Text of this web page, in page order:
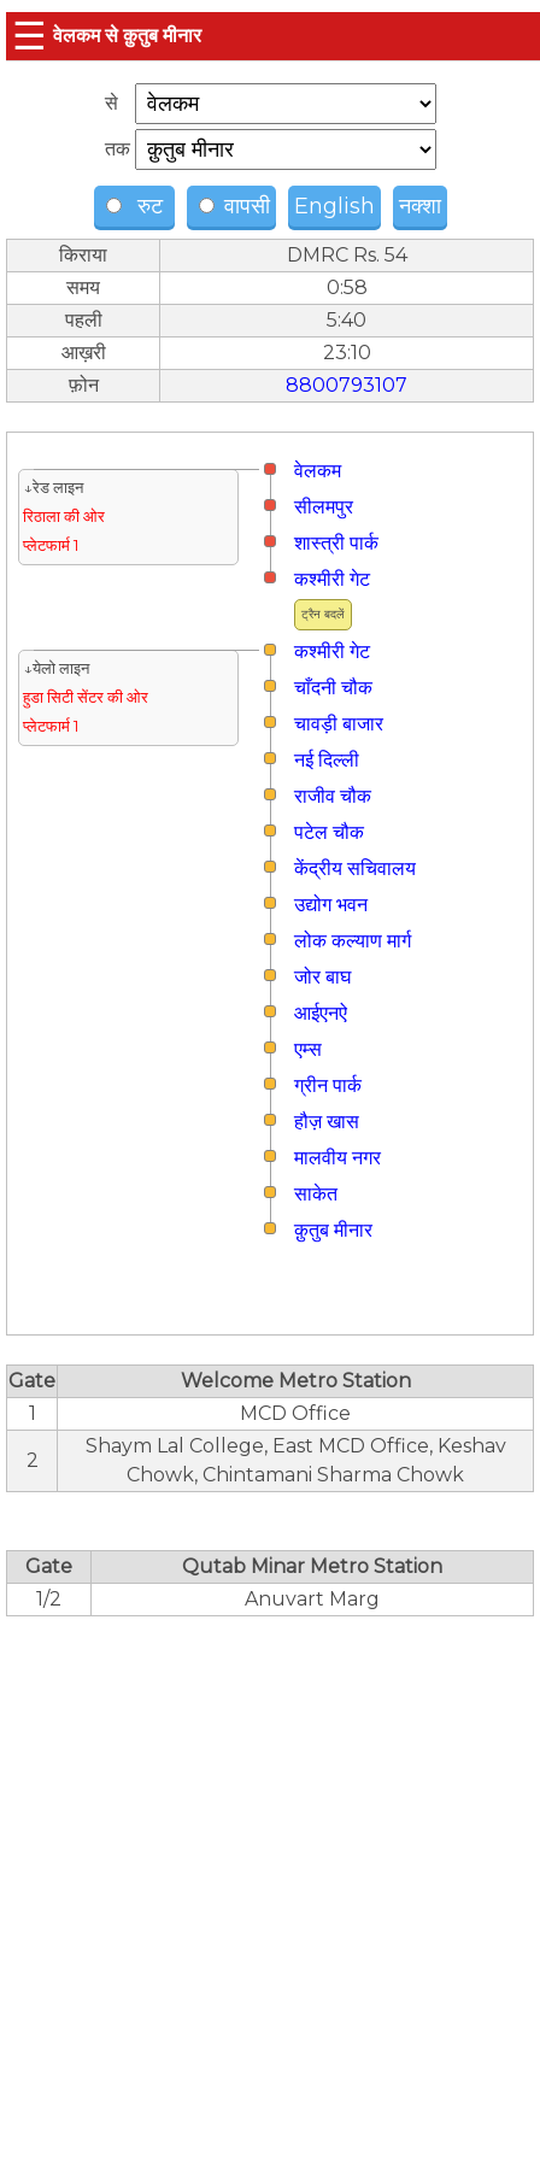
☰ वेलकम से क़ुतुब मीनार
से
तक
रुट वापसी English नक्शा
किराया
DMRC Rs. 54
समय
0:58
पहली
5:40
आख़री
23:10
फ़ोन
8800793107
वेलकम
↓रेड लाइन
रिठाला की ओर
प्लेटफार्म 1
सीलमपुर
शास्त्री पार्क
ट्रैन बदलें
कश्मीरी गेट
कश्मीरी गेट
↓येलो लाइन
हुडा सिटी सेंटर की ओर
प्लेटफार्म 1
चाँदनी चौक
चावड़ी बाजार
नई दिल्ली
राजीव चौक
पटेल चौक
केंद्रीय सचिवालय
उद्योग भवन
लोक कल्याण मार्ग
जोर बाघ
आईएनऐ
एम्स
ग्रीन पार्क
हौज़ खास
मालवीय नगर
साकेत
क़ुतुब मीनार
Gate
Welcome Metro Station
1
MCD Office
2
Shaym Lal College, East MCD Office, Keshav
Chowk, Chintamani Sharma Chowk
Gate
Qutab Minar Metro Station
1/2
Anuvart Marg